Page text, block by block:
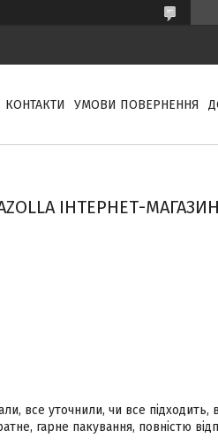
КОНТАКТИ УМОВИ ПОВЕРНЕННЯ
ІНТЕРНЕТ-МАГАЗИН
все уточнили, чи все
гарне пакування, повністю